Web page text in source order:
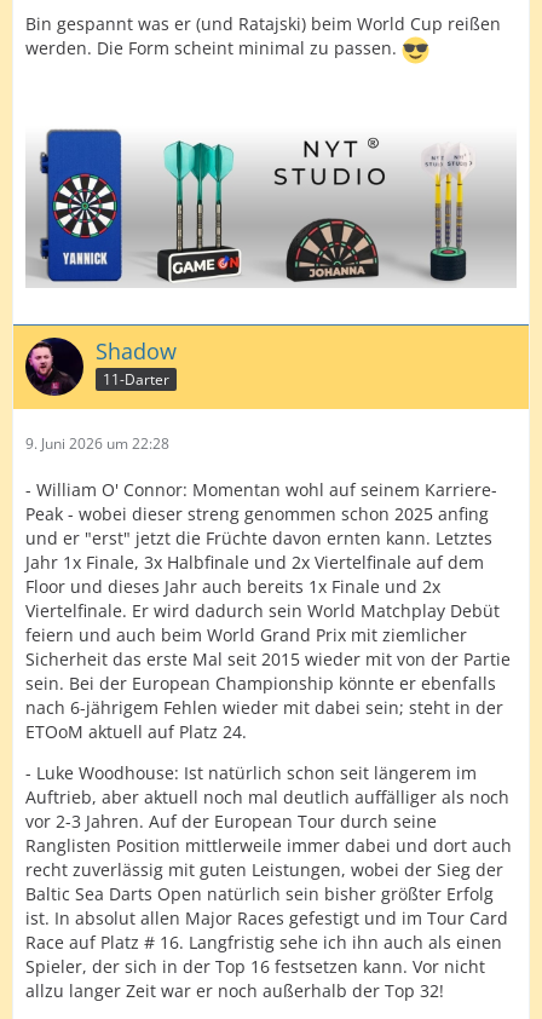
Bin gespannt was er (und Ratajski) beim World Cup reißen
werden. Die Form scheint minimal zu passen.
Shadow
11-Darter
9. Juni 2026 um 22:28
- William O' Connor: Momentan wohl auf seinem Karriere-
Peak - wobei dieser streng genommen schon 2025 anfing
und er "erst" jetzt die Früchte davon ernten kann. Letztes
Jahr 1x Finale, 3x Halbfinale und 2x Viertelfinale auf dem
Floor und dieses Jahr auch bereits 1x Finale und 2x
Viertelfinale. Er wird dadurch sein World Matchplay Debüt
feiern und auch beim World Grand Prix mit ziemlicher
Sicherheit das erste Mal seit 2015 wieder mit von der Partie
sein. Bei der European Championship könnte er ebenfalls
nach 6-jährigem Fehlen wieder mit dabei sein; steht in der
ETOoM aktuell auf Platz 24.
- Luke Woodhouse: Ist natürlich schon seit längerem im
Auftrieb, aber aktuell noch mal deutlich auffälliger als noch
vor 2-3 Jahren. Auf der European Tour durch seine
Ranglisten Position mittlerweile immer dabei und dort auch
recht zuverlässig mit guten Leistungen, wobei der Sieg der
Baltic Sea Darts Open natürlich sein bisher größter Erfolg
ist. In absolut allen Major Races gefestigt und im Tour Card
Race auf Platz # 16. Langfristig sehe ich ihn auch als einen
Spieler, der sich in der Top 16 festsetzen kann. Vor nicht
allzu langer Zeit war er noch außerhalb der Top 32!